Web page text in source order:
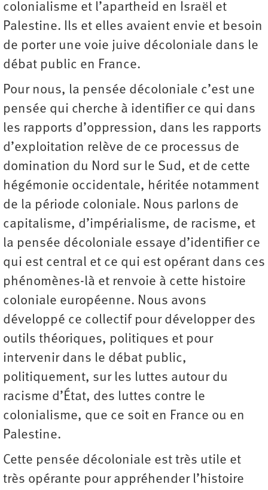
colonialisme et l’apartheid en Israël et
Palestine. Ils et elles avaient envie et besoin
de porter une voie juive décoloniale dans le
débat public en France.
Pour nous, la pensée décoloniale c’est une
pensée qui cherche à identifier ce qui dans
les rapports d’oppression, dans les rapports
d’exploitation relève de ce processus de
domination du Nord sur le Sud, et de cette
hégémonie occidentale, héritée notamment
de la période coloniale. Nous parlons de
capitalisme, d’impérialisme, de racisme, et
la pensée décoloniale essaye d’identifier ce
qui est central et ce qui est opérant dans ces
phénomènes-là et renvoie à cette histoire
coloniale européenne. Nous avons
développé ce collectif pour développer des
outils théoriques, politiques et pour
intervenir dans le débat public,
politiquement, sur les luttes autour du
racisme d’État, des luttes contre le
colonialisme, que ce soit en France ou en
Palestine.
Cette pensée décoloniale est très utile et
très opérante pour appréhender l’histoire